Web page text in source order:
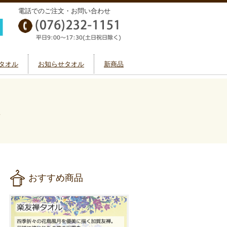
電話でのご注文・お問い合わせ
オル お知らせタオル 新商品
おすすめ商品